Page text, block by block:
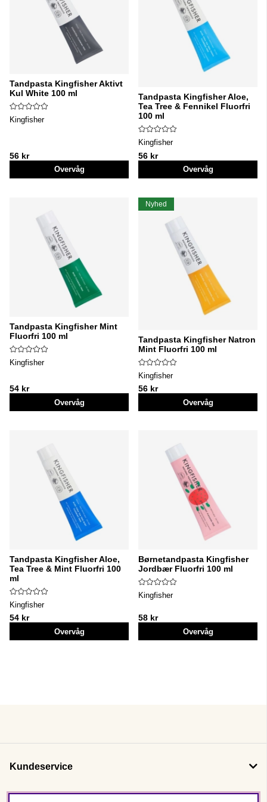
Tandpasta Kingfisher Aktivt
Kul White 100 ml
Kingfisher
56 kr
Overvåg
Tandpasta Kingfisher Aloe,
Tea Tree & Fennikel Fluorfri
100 ml
Kingfisher
56 kr
Overvåg
Tandpasta Kingfisher Mint
Fluorfri 100 ml
Kingfisher
54 kr
Overvåg
Nyhed
Tandpasta Kingfisher Natron
Mint Fluorfri 100 ml
Kingfisher
56 kr
Overvåg
Tandpasta Kingfisher Aloe,
Tea Tree & Mint Fluorfri 100
ml
Kingfisher
54 kr
Overvåg
Børnetandpasta Kingfisher
Jordbær Fluorfri 100 ml
Kingfisher
58 kr
Overvåg
Kundeservice